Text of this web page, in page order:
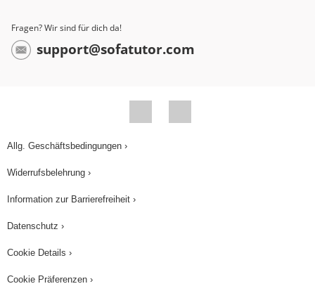
Fragen? Wir sind für dich da!
support@sofatutor.com
Allg. Geschäftsbedingungen ›
Widerrufsbelehrung ›
Information zur Barrierefreiheit ›
Datenschutz ›
Cookie Details ›
Cookie Präferenzen ›